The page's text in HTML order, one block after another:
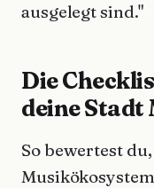
ausgelegt sind."
Die
deine
So bewertest